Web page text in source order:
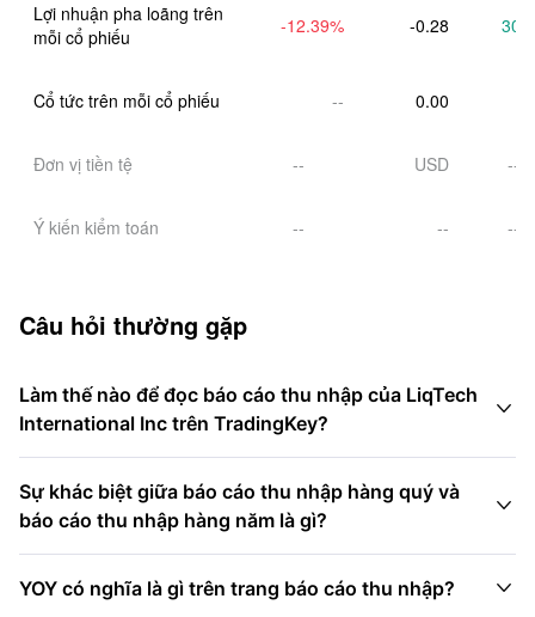
Lợi nhuận pha loãng trên
mỗi cổ phiếu
-12.39% -0.28
Cổ tức trên mỗi cổ phiếu -- 0.00
Đơn vị tiền tệ -- USD --
Ý kiến kiểm toán -- -- --
Câu hỏi thường gặp
Làm thế nào để đọc báo cáo thu nhập của LiqTech
International Inc trên TradingKey?

Sự khác biệt giữa báo cáo thu nhập hàng quý và
báo cáo thu nhập hàng năm là gì?

YOY có nghĩa là gì trên trang báo cáo thu nhập? 